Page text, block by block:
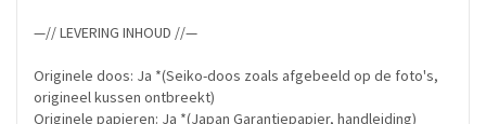
—// LEVERING INHOUD //—
Originele doos: Ja *(Seiko-doos zoals afgebeeld op de foto's,
origineel kussen ontbreekt)
Originele papieren: Ja *(Japan Garantiepapier, handleiding)